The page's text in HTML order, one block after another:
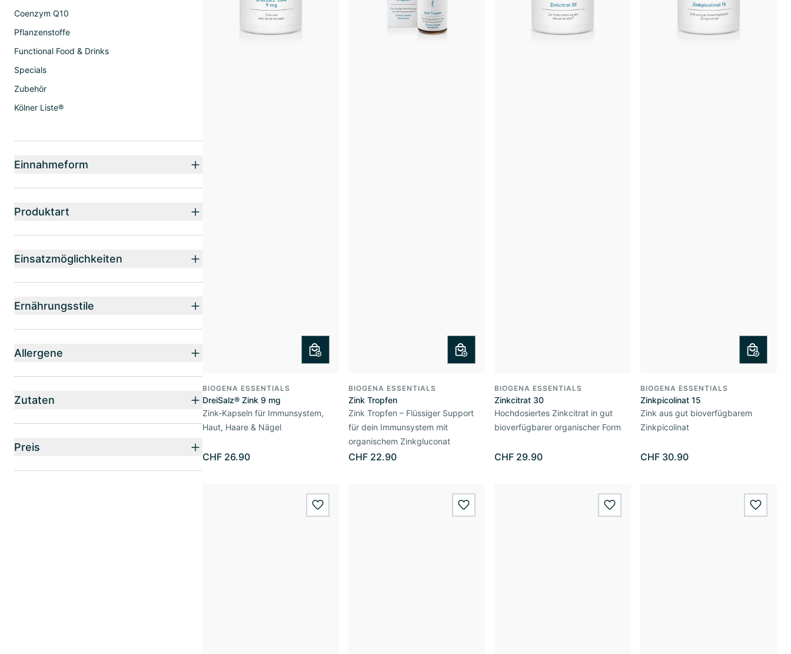
BIOGENA ESSENTIALS
DreiSalz® Zink 9 mg
Zink-Kapseln für Immunsystem,
Haut, Haare & Nägel
CHF 26.90
BIOGENA ESSENTIALS
Zink Tropfen
Zink Tropfen – Flüssiger Support
für dein Immunsystem mit
organischem Zinkgluconat
CHF 22.90
BIOGENA ESSENTIALS
Zinkcitrat 30
Hochdosiertes Zinkcitrat in gut
bioverfügbarer organischer Form
CHF 29.90
BIOGENA ESSENTIALS
Zinkpicolinat 15
Zink aus gut bioverfügbarem
Zinkpicolinat
CHF 30.90
wishlist.add wishlist.add wishlist.add
Coenzym Q10
Pflanzenstoffe
Functional Food & Drinks
Specials
Zubehör
Kölner Liste®
Einnahmeform
Produktart
Einsatzmöglichkeiten
Ernährungsstile
Allergene
Zutaten
Preis